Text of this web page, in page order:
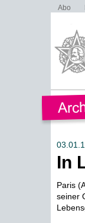
Abo
In
Paris
seiner